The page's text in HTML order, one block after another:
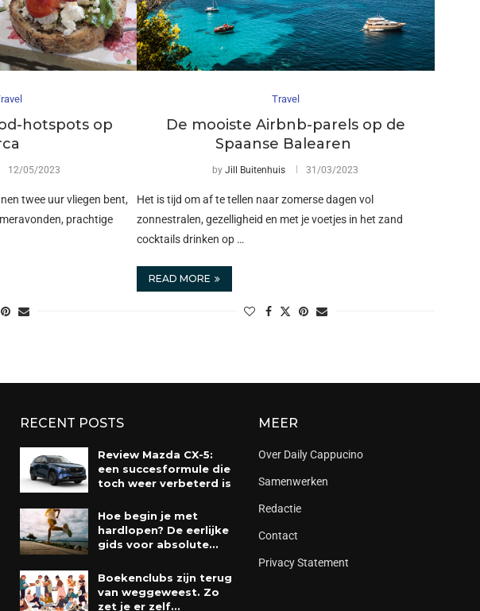
hotspots op
12/05/2023
twee uur vliegen bent,
prachtige
Travel
De mooiste Airbnb-parels op de
Spaanse Balearen
byJill Buitenhuis 31/03/2023
Het is tijd om af te tellen naar zomerse dagen vol
zonnestralen, gezelligheid en met je voetjes in het zand
cocktails drinken op …
READ MORE
RECENT POSTS
Review Mazda CX-5:
een succesformule die
toch weer verbeterd is
Hoe begin je met
hardlopen? De eerlijke
gids voor absolute...
Boekenclubs zijn terug
van weggeweest. Zo
zet je er zelf...
MEER
Over Daily Cappucino
Samenwerken
Redactie
Contact
Privacy Statement